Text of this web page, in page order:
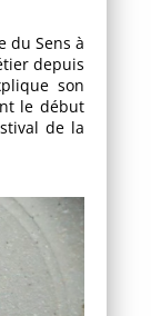
du Sens à
depuis
son
le début
de la